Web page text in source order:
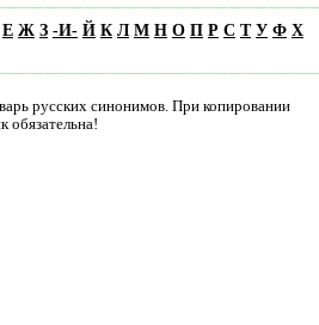
Е Ж З -И- Й К Л М Н О П Р С Т У Ф Х
русских синонимов. При копировании
обязательна!